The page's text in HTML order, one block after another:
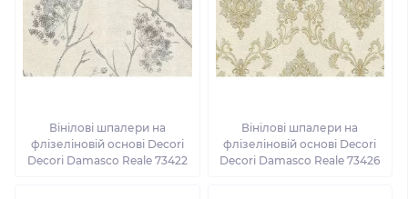
Вінілові шпалери на
флізеліновій основі Decori
Decori Damasco Reale 73422
Вінілові шпалери на
флізеліновій основі Decori
Decori Damasco Reale 73426